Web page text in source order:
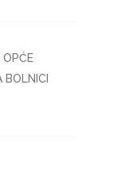
OPĆE
BOLNICI